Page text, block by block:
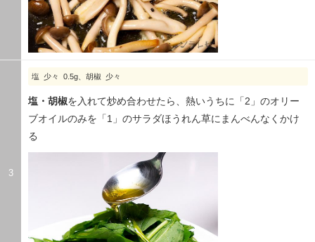
3
塩 少々 0.5g、胡椒 少々
塩・胡椒を入れて炒め合わせたら、熱いうちに「2」のオリー
ブオイルのみを「1」のサラダほうれん草にまんべんなくかけ
る